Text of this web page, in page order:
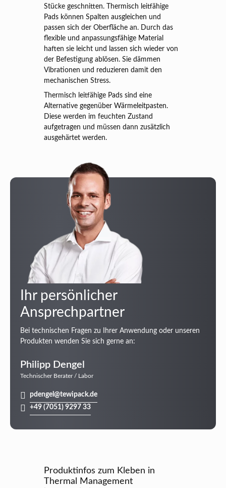
Stücke geschnitten. Thermisch leitfähige
Pads können Spalten ausgleichen und
passen sich der Oberfläche an. Durch das
flexible und anpassungsfähige Material
haften sie leicht und lassen sich wieder von
der Befestigung ablösen. Sie dämmen
Vibrationen und reduzieren damit den
mechanischen Stress.
Thermisch leitfähige Pads sind eine
Alternative gegenüber Wärmeleitpasten.
Diese werden im feuchten Zustand
aufgetragen und müssen dann zusätzlich
ausgehärtet werden.
Ihr persönlicher
Ansprechpartner
Bei technischen Fragen zu Ihrer Anwendung oder unseren
Produkten wenden Sie sich gerne an:
Philipp Dengel
Technischer Berater / Labor
pdengel@tewipack.de
+49 (7051) 9297 33
Produktinfos zum Kleben in
Thermal Management